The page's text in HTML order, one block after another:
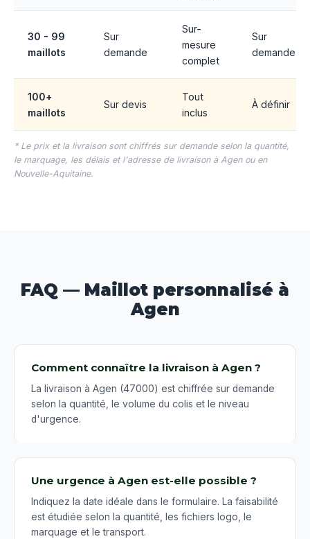
30 - 99
maillots
Sur
demande
Sur-
mesure
complet
Sur
demande
100+
maillots
Sur devis
Tout
inclus
À définir
* Le prix et la livraison sont chiffrés sur demande selon la quantité,
le marquage, les délais et l'adresse de livraison à Agen ou en
Nouvelle-Aquitaine.
FAQ — Maillot personnalisé à
Agen
Comment connaître la livraison à Agen ?
La livraison à Agen (47000) est chiffrée sur demande
selon la quantité, le volume du colis et le niveau
d'urgence.
Une urgence à Agen est-elle possible ?
Indiquez la date idéale dans le formulaire. La faisabilité
est étudiée selon la quantité, les fichiers logo, le
marquage et le transport.